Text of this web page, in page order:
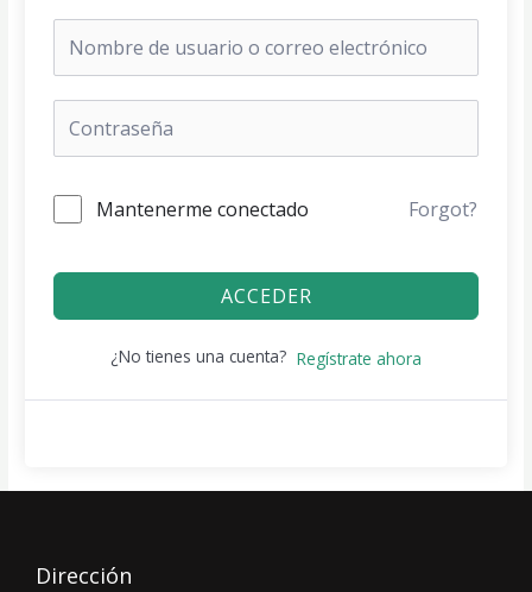
Mantenerme conectado Forgot?
ACCEDER
¿No tienes una cuenta? Regístrate ahora
Dirección